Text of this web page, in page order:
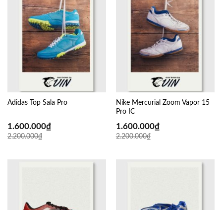
Adidas Top Sala Pro
2.200.000₫
1.600.000₫
Nike Mercurial Zoom Vapor 15
Pro IC
2.200.000₫
1.600.000₫